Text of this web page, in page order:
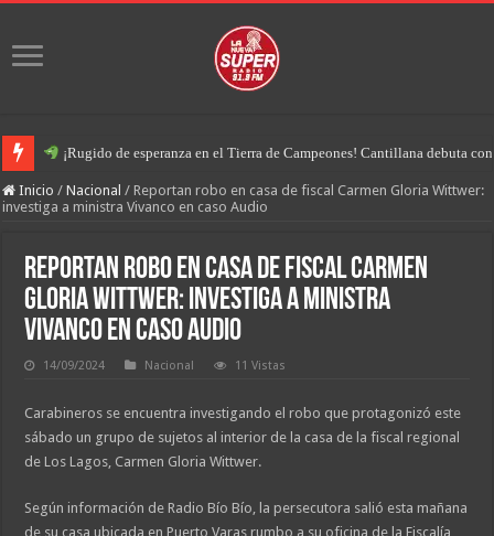
¡Rugido de esperanza en el Tierra de Campeones! Cantillana debuta
Inicio / Nacional / Reportan robo en casa de fiscal Carmen Gloria Wittwer:
investiga a ministra Vivanco en caso Audio
Reportan robo en casa de fiscal Carmen
Gloria Wittwer: investiga a ministra
Vivanco en caso Audio
14/09/2024 Nacional 11 Vistas
Carabineros se encuentra investigando el robo que protagonizó este
sábado un grupo de sujetos al interior de la casa de la fiscal regional
de Los Lagos, Carmen Gloria Wittwer.
Según información de Radio Bío Bío, la persecutora salió esta mañana
de su casa ubicada en Puerto Varas rumbo a su oficina de la Fiscalía